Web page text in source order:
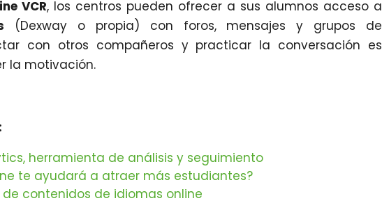
VCR, los centros pueden ofrecer a sus alumnos acceso a
(Dexway o propia) con foros, mensajes y grupos de
con otros compañeros y practicar la conversación es
la motivación.
herramienta de análisis y seguimiento
te ayudará a atraer más estudiantes?
contenidos de idiomas online